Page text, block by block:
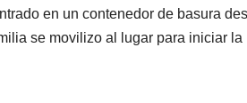
en un contenedor de basura
se movilizo al lugar para iniciar la